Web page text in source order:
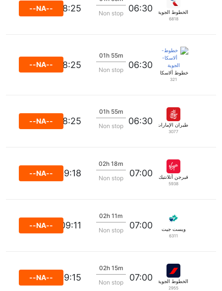
الخطوط الجوية الأمريكية
6818
06:30
Non stop
08:25
--NA--
خطوط ألاسكا الجوية
321
06:30
01h 55m
Non stop
08:25
--NA--
طيران الإمارات
3077
06:30
01h 55m
Non stop
08:25
--NA--
فيرجن أتلانتيك
5938
07:00
02h 18m
Non stop
09:18
--NA--
ويست جيت
6311
07:00
02h 11m
Non stop
09:11
--NA--
الخطوط الجوية الفرنسية
2955
07:00
02h 15m
Non stop
09:15
--NA--